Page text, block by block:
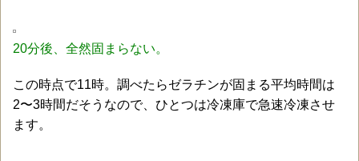
20分後、全然固まらない。
この時点で11時。調べたらゼラチンが固まる平均時間は
2〜3時間だそうなので、ひとつは冷凍庫で急速冷凍させ
ます。